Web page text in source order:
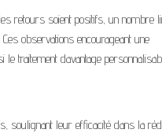
retours soient positifs, un nombre
observations encourageant une
traitement davantage
soulignant leur efficacité dans la